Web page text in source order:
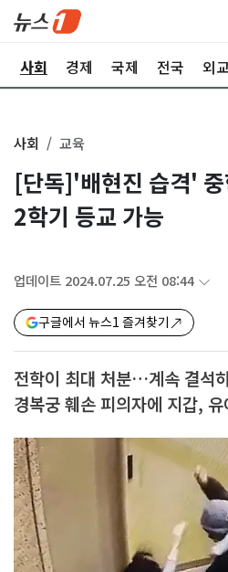
사회 경제 국제 전국 외교
사회 교육
[단독]'배현진 습격'
2학기 등교 가능
업데이트 2024.07.25 오전 08:44
구글에서 뉴스1 즐겨찾기
전학이 최대 처분…계속 결석
경복궁 훼손 피의자에 지갑,